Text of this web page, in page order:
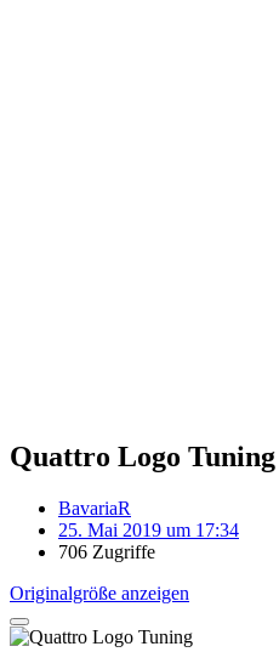
Quattro Logo Tuning
BavariaR
25. Mai 2019 um 17:34
706 Zugriffe
Originalgröße anzeigen